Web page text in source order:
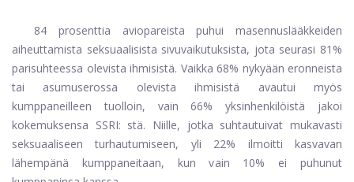
84 prosenttia aviopareista puhui masennuslääkkeiden
aiheuttamista seksuaalisista sivuvaikutuksista, jota seurasi 81%
parisuhteessa olevista ihmisistä. Vaikka 68% nykyään eronneista
tai asumuserossa olevista ihmisistä avautui myös
kumppaneilleen tuolloin, vain 66% yksinhenkilöistä jakoi
kokemuksensa SSRI: stä. Niille, jotka suhtautuivat mukavasti
seksuaaliseen turhautumiseen, yli 22% ilmoitti kasvavan
lähempänä kumppaneitaan, kun vain 10% ei puhunut